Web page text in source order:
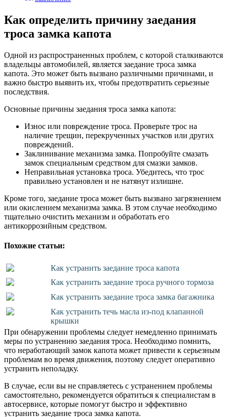
Как определить причину заедания
троса замка капота
Одной из распространенных проблем, с которой сталкиваются
владельцы автомобилей, является заедание троса замка
капота. Это может быть вызвано различными причинами, и
важно быстро выявить их, чтобы предотвратить серьезные
последствия.
Основные причины заедания троса замка капота:
Износ или повреждение троса. Проверьте трос на
наличие трещин, перекрученных участков или других
повреждений.
Заклинивание механизма замка. Попробуйте смазать
замок специальным средством для смазки замков.
Неправильная установка троса. Убедитесь, что трос
правильно установлен и не натянут излишне.
Кроме того, заедание троса может быть вызвано загрязнением
или окислением механизма замка. В этом случае необходимо
тщательно очистить механизм и обработать его
антикоррозийным средством.
Похожие статьи:
Как устранить заедание троса капота
Как устранить заедание троса ручного тормоза
Как устранить заедание троса замка багажника
Как устранить течь масла из-под клапанной
крышки
При обнаружении проблемы следует немедленно принимать
меры по устранению заедания троса. Необходимо помнить,
что неработающий замок капота может привести к серьезным
проблемам во время движения, поэтому следует оперативно
устранить неполадку.
В случае, если вы не справляетесь с устранением проблемы
самостоятельно, рекомендуется обратиться к специалистам в
автосервисе, которые помогут быстро и эффективно
устранить заедание троса замка капота.